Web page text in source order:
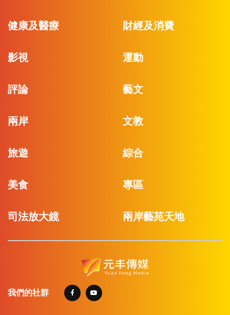
健康及醫療 財經及消費
影視 運動
評論 藝文
兩岸 文教
旅遊 綜合
美食 專區
司法放大鏡 兩岸藝苑天地
我們的社群